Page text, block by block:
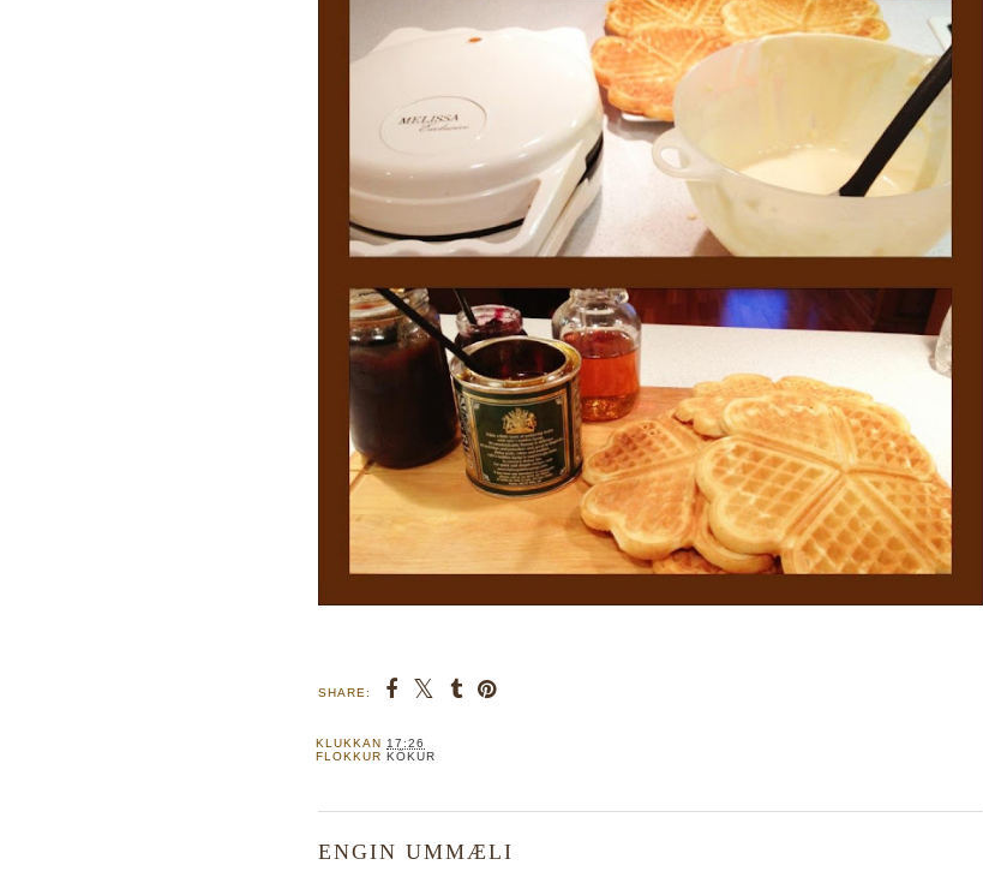
SHARE:
KLUKKAN 17:26
FLOKKUR KÖKUR
ENGIN UMMÆLI